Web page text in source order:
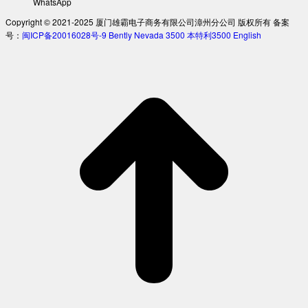
Copyright © 2021-2025 厦门雄霸电子商务有限公司漳州分公司 版权所有 备案
号： 闽ICP备20016028号-9 Bently Nevada 3500 本特利3500 English